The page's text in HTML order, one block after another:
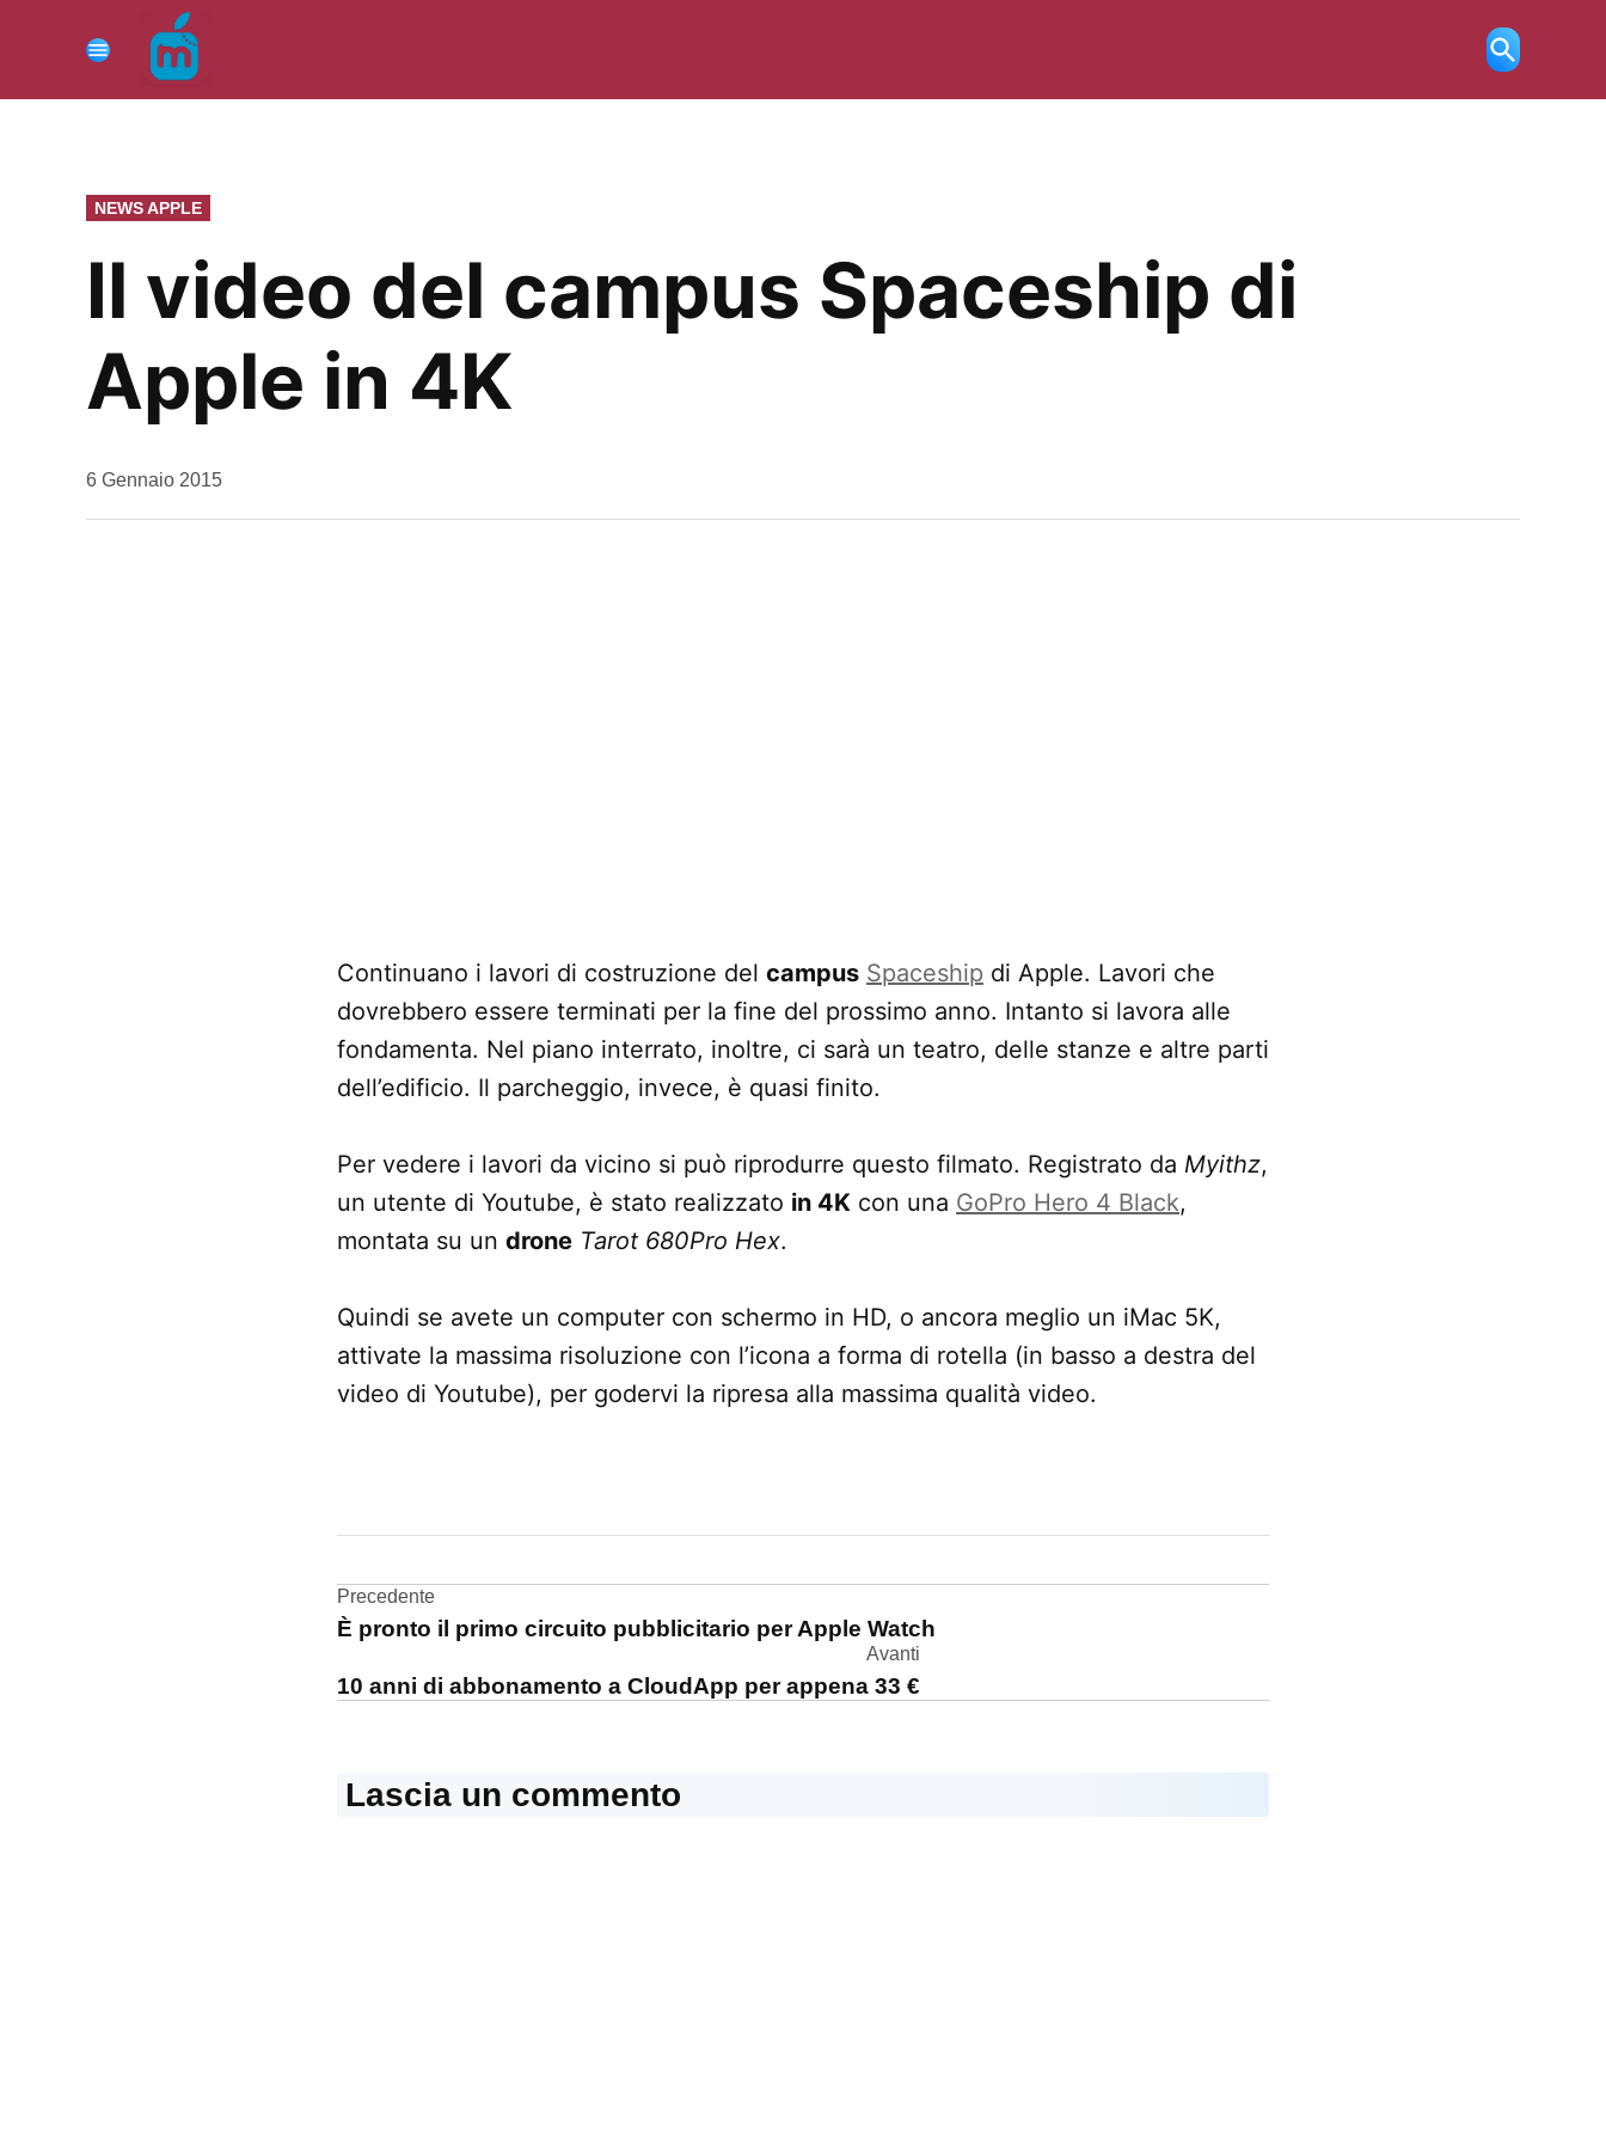
contenuto
Menu
Ricerca
aperta
PUBBLICATO
IN
NEWS APPLE
Il video del campus Spaceship di
Apple in 4K
da
6 Gennaio 2015
Continuano i lavori di costruzione del campus Spaceship di Apple. Lavori che
dovrebbero essere terminati per la fine del prossimo anno. Intanto si lavora alle
fondamenta. Nel piano interrato, inoltre, ci sarà un teatro, delle stanze e altre parti
dell’edificio. Il parcheggio, invece, è quasi finito.
Per vedere i lavori da vicino si può riprodurre questo filmato. Registrato da Myithz,
un utente di Youtube, è stato realizzato in 4K con una GoPro Hero 4 Black,
montata su un drone Tarot 680Pro Hex.
Quindi se avete un computer con schermo in HD, o ancora meglio un iMac 5K,
attivate la massima risoluzione con l’icona a forma di rotella (in basso a destra del
video di Youtube), per godervi la ripresa alla massima qualità video.
Spaceship
Navigazione
Precedente
È pronto il primo circuito pubblicitario per Apple Watch
Avanti
10 anni di abbonamento a CloudApp per appena 33 €
Lascia un commento